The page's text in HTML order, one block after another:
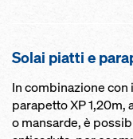
Solai piatti e
In combinazione
parapetto XP 1,20m,
o mansarde, è